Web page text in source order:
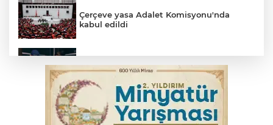
Çerçeve yasa Adalet Komisyonu'nda
kabul edildi
kişi tutuklandı
İnegöl’de yangın paniği! Apartmana
sıçrayan alevler söndürüldü